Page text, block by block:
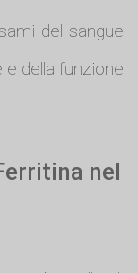
del sangue
e della funzione
nel